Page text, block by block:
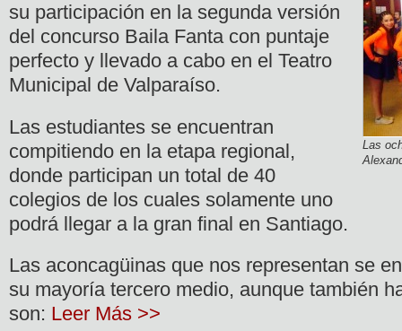
Las
su participación en la segunda versión
del concurso Baila Fanta con puntaje
perfecto y llevado a cabo en el Teatro
Municipal de Valparaíso.
Las estudiantes se encuentran
compitiendo en la etapa regional,
donde participan un total de 40
colegios de los cuales solamente uno
podrá llegar a la gran final en Santiago.
Las aconcagüinas que nos representan se
su mayoría tercero medio, aunque también
son: Leer Más >>